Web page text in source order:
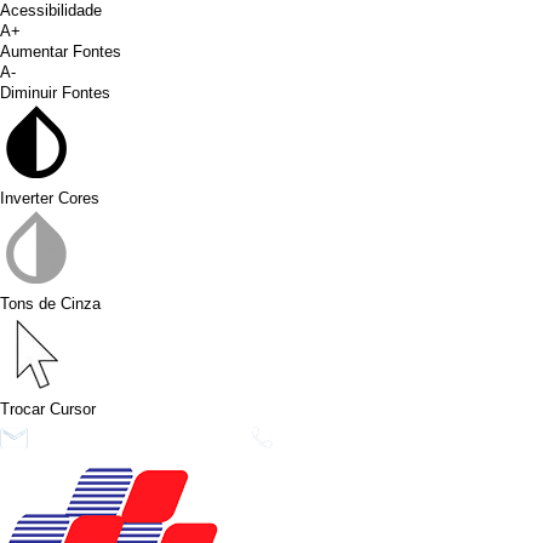
Acessibilidade
A+
Aumentar Fontes
A-
Diminuir Fontes
Inverter Cores
Tons de Cinza
Trocar Cursor